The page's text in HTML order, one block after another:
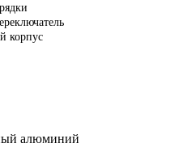
корпус
алюминий